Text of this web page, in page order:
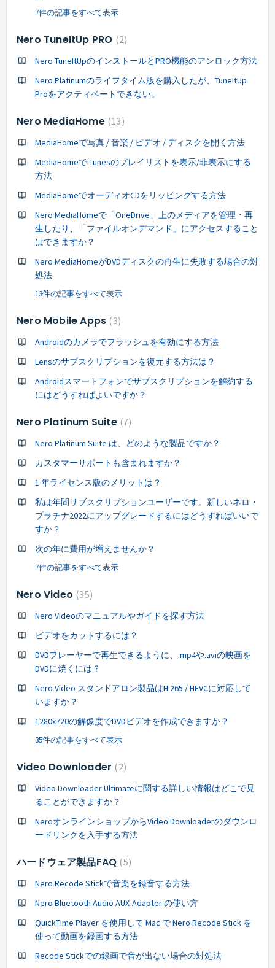
7件の記事をすべて表示
Nero TuneItUp PRO 2
Nero TuneItUpのインストールとPRO機能のアンロック方法
Nero Platinumのライフタイム版を購入したが、TuneItUp
Proをアクティベートできない。
Nero MediaHome 13
MediaHomeで写真 / 音楽 / ビデオ / ディスクを開く方法
MediaHomeでiTunesのプレイリストを表示/非表示にする
方法
MediaHomeでオーディオCDをリッピングする方法
Nero MediaHomeで「OneDrive」上のメディアを管理・再
生したり、「ファイルオンデマンド」にアクセスすること
はできますか？
Nero MediaHomeがDVDディスクの再生に失敗する場合の対
処法
13件の記事をすべて表示
Nero Mobile Apps 3
Androidのカメラでフラッシュを有効にする方法
Lensのサブスクリプションを復元する方法は？
Androidスマートフォンでサブスクリプションを解約する
にはどうすればよいですか？
Nero Platinum Suite 7
Nero Platinum Suite は、どのような製品ですか？
カスタマーサポートも含まれますか？
1 年ライセンス版のメリットは？
私は年間サブスクリプションユーザーです。新しいネロ・
プラチナ2022にアップグレードするにはどうすればいいで
すか？
次の年に費用が増えませんか？
7件の記事をすべて表示
Nero Video 35
Nero Videoのマニュアルやガイドを探す方法
ビデオをカットするには？
DVDプレーヤーで再生できるように、.mp4や.aviの映画を
DVDに焼くには？
Nero Video スタンドアロン製品はH.265 / HEVCに対応して
いますか？
1280x720の解像度でDVDビデオを作成できますか？
35件の記事をすべて表示
Video Downloader 2
Video Downloader Ultimateに関する詳しい情報はどこで見
ることができますか？
NeroオンラインショップからVideo Downloaderのダウンロ
ードリンクを入手する方法
ハードウェア製品FAQ 5
Nero Recode Stickで音楽を録音する方法
Nero Bluetooth Audio AUX-Adapter の使い方
QuickTime Player を使用して Mac で Nero Recode Stick を
使って動画を録画する方法
Recode Stickでの録画で音が出ない場合の対処法